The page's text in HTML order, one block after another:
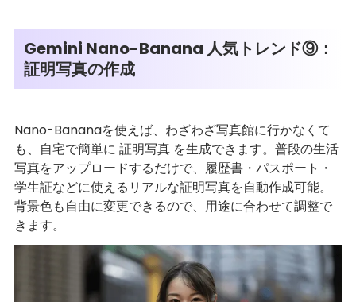
Gemini Nano-Banana 人気トレンド⑨：
証明写真の作成
Nano-Bananaを使えば、わざわざ写真館に行かなくて
も、自宅で簡単に 証明写真 を生成できます。普段の生活
写真をアップロードするだけで、履歴書・パスポート・
学生証などに使えるリアルな証明写真を自動作成可能。
背景色も自由に変更できるので、用途に合わせて調整で
きます。